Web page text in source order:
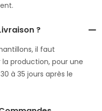
?
il faut
production, pour une
à 35 jours après le